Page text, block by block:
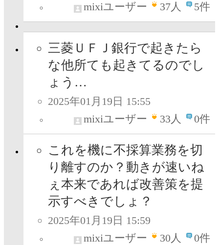
mixiユーザー
37人 5件
三菱ＵＦＪ銀行で起きたら
な他所ても起きてるのでし
ょう…
2025年01月19日 15:55
mixiユーザー
33人 0件
これを機に不採算業務を切
り離すのか？動きが速いね
ぇ本来であれば改善策を提
示すべきでしょ？
2025年01月19日 15:59
mixiユーザー
30人 0件